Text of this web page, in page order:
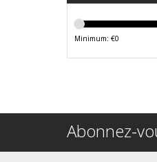
Minimum: €0
Abonnez-